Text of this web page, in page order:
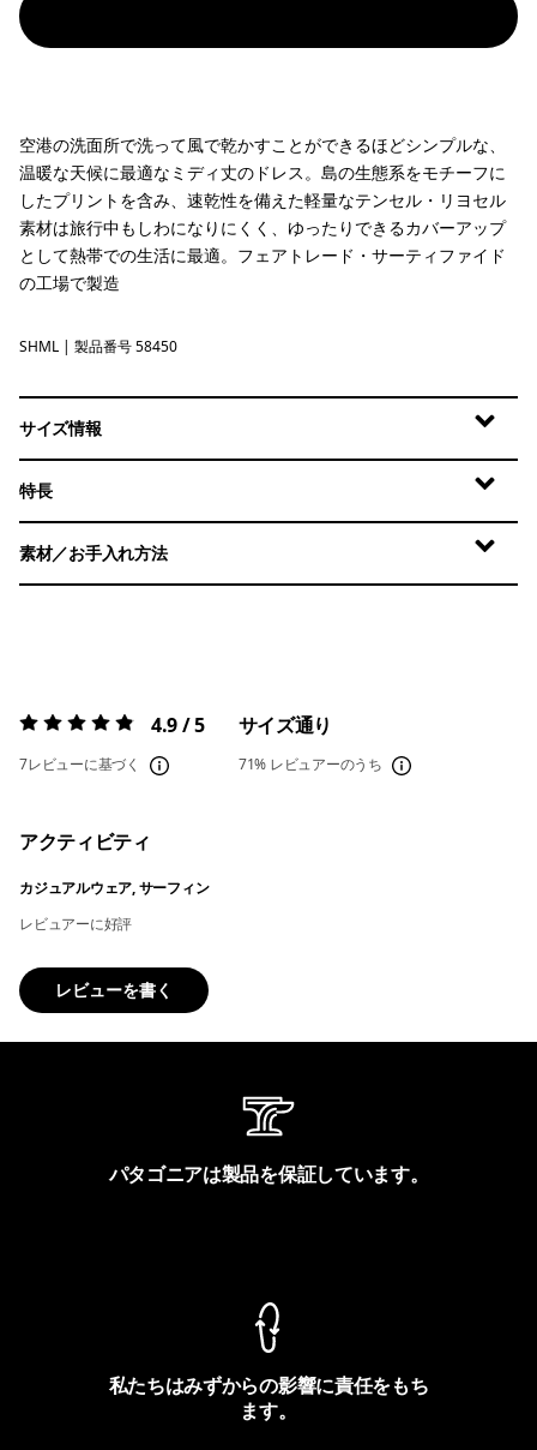
空港の洗面所で洗って風で乾かすことができるほどシンプルな、
温暖な天候に最適なミディ丈のドレス。島の生態系をモチーフに
したプリントを含み、速乾性を備えた軽量なテンセル・リヨセル
素材は旅行中もしわになりにくく、ゆったりできるカバーアップ
として熱帯での生活に最適。フェアトレード・サーティファイド
の工場で製造
Shelly Shelly: Mellow Melon
SHML | 製品番号 58450
サイズ情報
特長
素材／お手入れ方法
評価:4.9 / 5 4.9 / 5
7レビューに基づく
サイズ通り
71% レビュアーのうち
アクティビティ
カジュアルウェア, サーフィン
レビュアーに好評
レビューを書く
パタゴニアは製品を保証しています。
私たちはみずからの影響に責任をもち
ます。